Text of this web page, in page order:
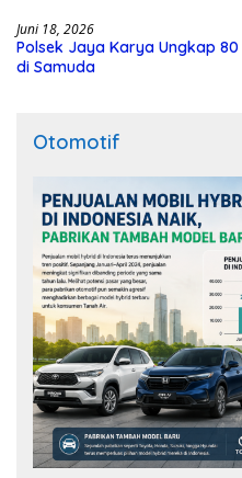
Juni 18, 2026
Polsek Jaya Karya Ungkap
di Samuda
Otomotif